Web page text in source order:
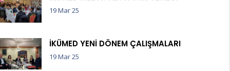
19 Mar 25
İKÜMED YENİ DÖNEM ÇALIŞMALARI
19 Mar 25